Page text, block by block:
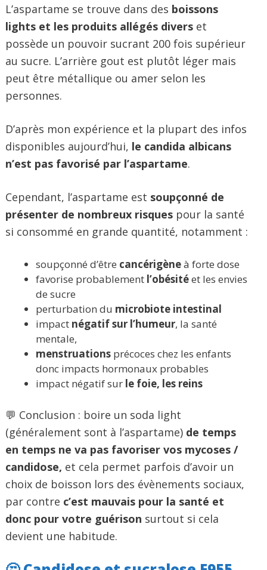
L’aspartame se trouve dans des boissons
lights et les produits allégés divers et
possède un pouvoir sucrant 200 fois supérieur
au sucre. L’arrière gout est plutôt léger mais
peut être métallique ou amer selon les
personnes.
D’après mon expérience et la plupart des infos
disponibles aujourd’hui, le candida albicans
n’est pas favorisé par l’aspartame.
Cependant, l’aspartame est soupçonné de
présenter de nombreux risques pour la santé
si consommé en grande quantité, notamment :
soupçonné d’être cancérigèneà forte dose
favorise probablement l’obésitéet les envies
de sucre
perturbation du microbiote intestinal
impact négatif sur l’humeur, la santé
mentale,
menstruations précoces chez les enfants
donc impacts hormonaux probables
impact négatif sur le foie, les reins
💬 Conclusion : boire un soda light
(généralement sont à l’aspartame) de temps
en temps ne va pas favoriser vos mycoses /
candidose, et cela permet parfois d’avoir un
choix de boisson lors des évènements sociaux,
par contre c’est mauvais pour la santé et
donc pour votre guérison surtout si cela
devient une habitude.